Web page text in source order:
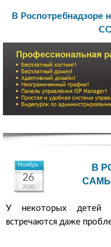
В Роспотребнадзоре
Ноябрь
26
2020
В
У некоторых детей
встречаются даже